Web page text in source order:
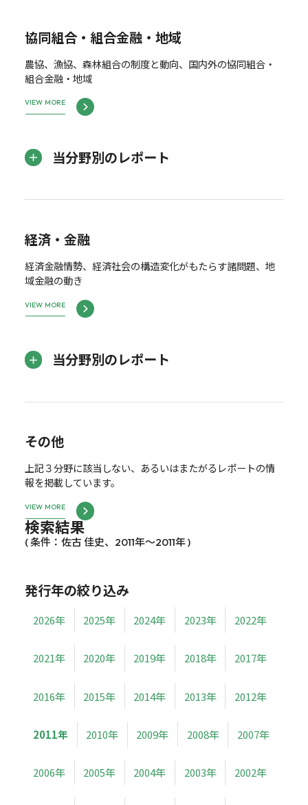
協同組合・組合金融・地域
農協、漁協、森林組合の制度と動向、国内外の協同組合・
組合金融・地域
VIEW MORE
当分野別のレポート
経済・金融
経済金融情勢、経済社会の構造変化がもたらす諸問題、地
域金融の動き
VIEW MORE
当分野別のレポート
その他
上記３分野に該当しない、あるいはまたがるレポートの情
報を掲載しています。
VIEW MORE
検索結果
( 条件：佐古 佳史、2011年～2011年 )
発行年の絞り込み
2026年 2025年 2024年 2023年 2022年
2021年 2020年 2019年 2018年 2017年
2016年 2015年 2014年 2013年 2012年
2011年 2010年 2009年 2008年 2007年
2006年 2005年 2004年 2003年 2002年